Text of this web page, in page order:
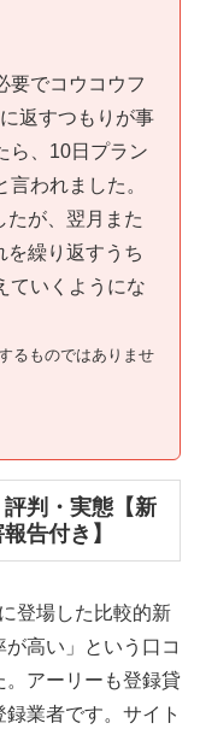
要でコウコウフ
返すつもりが事
ら、10日プラン
われました。
たが、翌月また
を繰り返すうち
ていくようにな
るものではありませ
判・実態【新
告付き】
登場した比較的新
高い」という口コ
。アーリーも登録貸
業者です。サイト